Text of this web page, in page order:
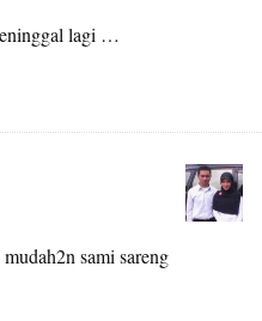
lagi …
sami sareng